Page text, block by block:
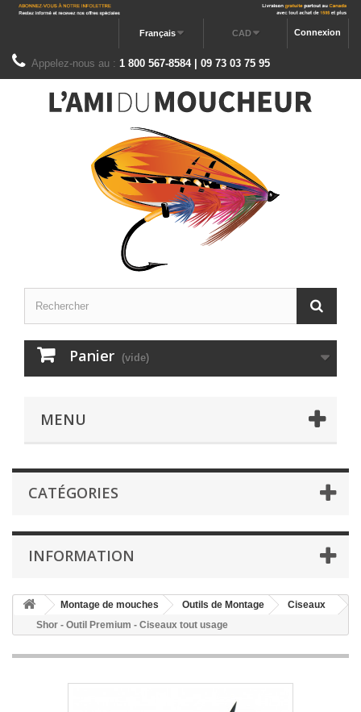
Connexion
CAD
Français
Appelez-nous au : 1 800 567-8584 | 09 73 03 75 95
Panier (vide)
MENU
CATÉGORIES
INFORMATION
Montage de mouches Outils de Montage
Ciseaux
Shor - Outil Premium - Ciseaux tout usage